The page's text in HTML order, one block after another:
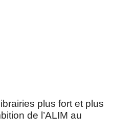
plus fort et plus
de l’ALIM au